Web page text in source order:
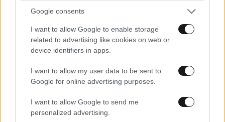
Google consents
I want to allow Google to enable storage
related to advertising like cookies on web or
device identifiers in apps.
I want to allow my user data to be sent to
Google for online advertising purposes.
I want to allow Google to send me
personalized advertising.
φροιξος 12·05·2020 19:52
μαλλον τα αντισωματα της φυματίωσης εκαναν τη
δουλεια και βεβαια η τυχη της!!!
TRENDING